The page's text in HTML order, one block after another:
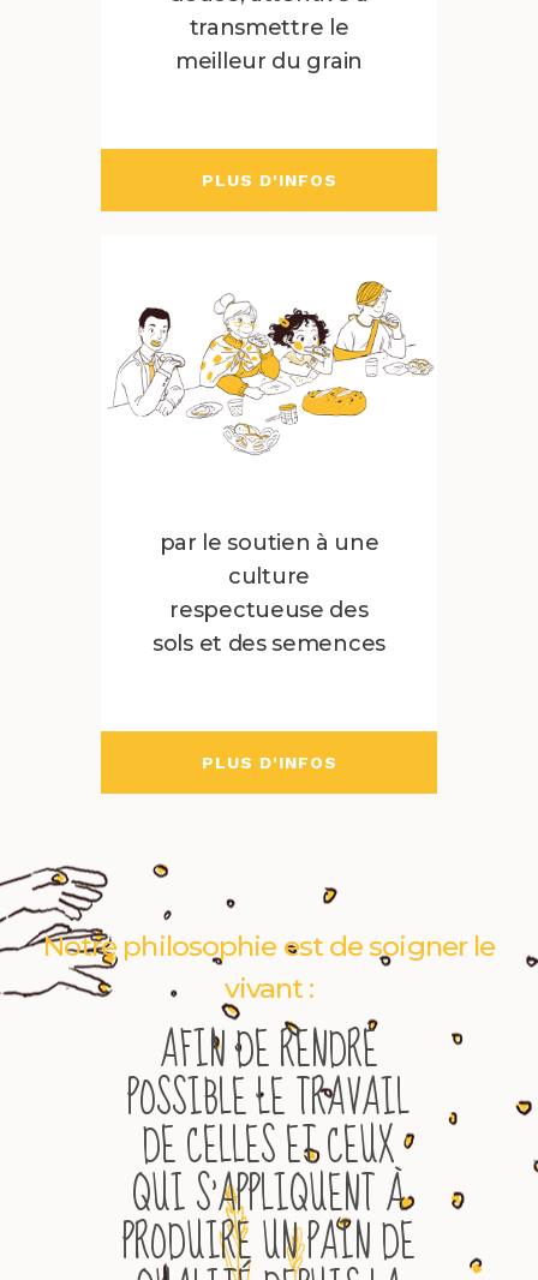
transmettre le
meilleur du grain
PLUS D'INFOS
par le soutien à une
culture
respectueuse des
sols et des semences
PLUS D'INFOS
Notre philosophie est de soigner le
vivant :
AFIN DE RENDRE
POSSIBLE LE TRAVAIL
DE CELLES ET CEUX
QUI S’APPLIQUENT À
PRODUIRE UN PAIN DE